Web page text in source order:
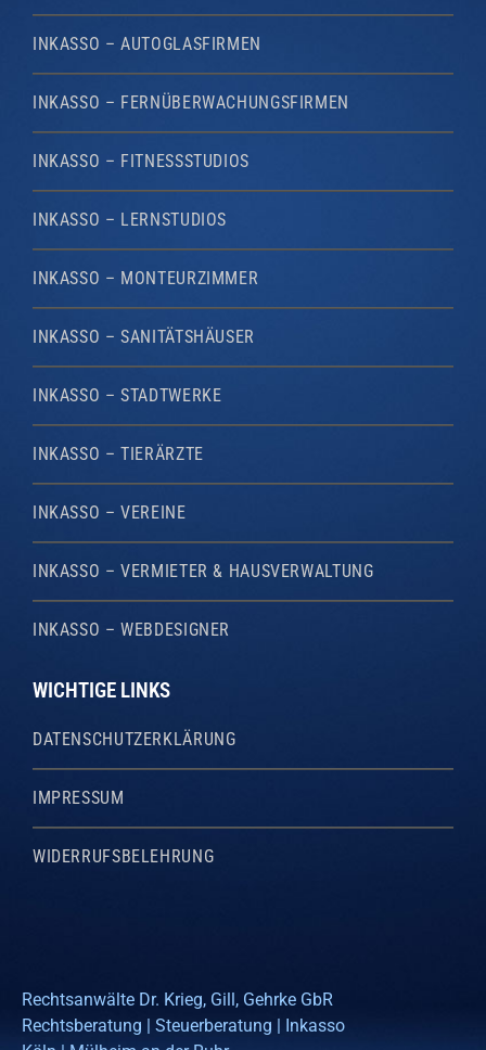
INKASSO – AUTOGLASFIRMEN
INKASSO – FERNÜBERWACHUNGSFIRMEN
INKASSO – FITNESSSTUDIOS
INKASSO – LERNSTUDIOS
INKASSO – MONTEURZIMMER
INKASSO – SANITÄTSHÄUSER
INKASSO – STADTWERKE
INKASSO – TIERÄRZTE
INKASSO – VEREINE
INKASSO – VERMIETER & HAUSVERWALTUNG
INKASSO – WEBDESIGNER
WICHTIGE LINKS
DATENSCHUTZERKLÄRUNG
IMPRESSUM
WIDERRUFSBELEHRUNG
Rechtsanwälte Dr. Krieg, Gill, Gehrke GbR
Rechtsberatung | Steuerberatung | Inkasso